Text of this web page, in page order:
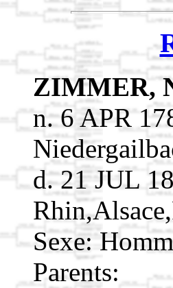
ZIMMER,
n. 6 APR
d. 21 JUL
Sexe:
Parents: